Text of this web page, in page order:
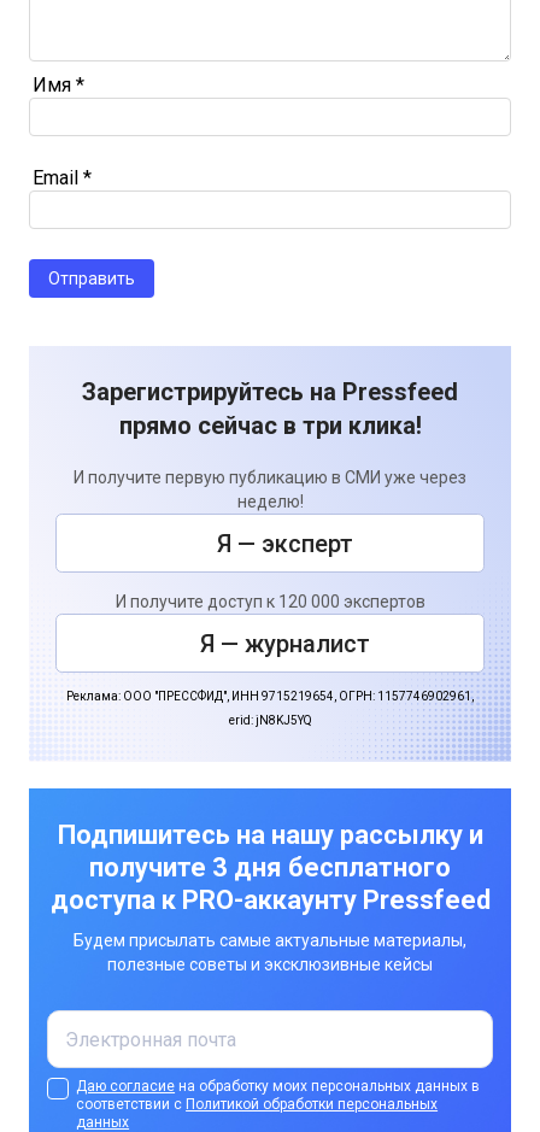
Имя *
Email *
Зарегистрируйтесь на Pressfeed
прямо сейчас в три клика!
И получите первую публикацию в СМИ уже через
неделю!
Я — эксперт
И получите доступ к 120 000 экспертов
Я — журналист
Реклама: ООО "ПРЕССФИД", ИНН 9715219654, ОГРН: 1157746902961,
erid: jN8KJ5YQ
Подпишитесь на нашу рассылку и
получите 3 дня бесплатного
доступа к PRO-аккаунту Pressfeed
Будем присылать самые актуальные материалы,
полезные советы и эксклюзивные кейсы
Даю согласие на обработку моих персональных данных в
соответствии с Политикой обработки персональных
данных